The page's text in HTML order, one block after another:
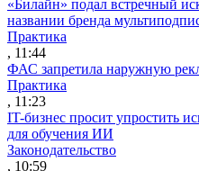
«Билайн» подал встречный
названии бренда
Практика
, 11:44
ФАС запретила наружную
Практика
, 11:23
IT-бизнес просит упростить
для обучения ИИ
Законодательство
, 10:59